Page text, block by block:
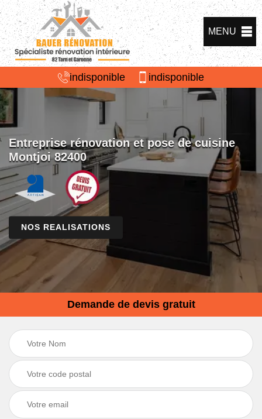
MENU
indisponible indisponible
Entreprise rénovation et pose de cuisine
Montjoi 82400
NOS REALISATIONS
Demande de devis gratuit